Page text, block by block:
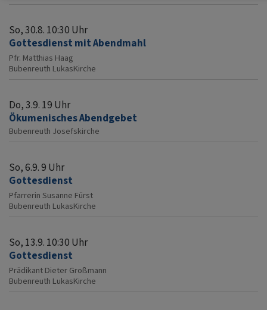
So, 30.8. 10:30 Uhr
Gottesdienst mit Abendmahl
Pfr. Matthias Haag
Bubenreuth LukasKirche
Do, 3.9. 19 Uhr
Ökumenisches Abendgebet
Bubenreuth Josefskirche
So, 6.9. 9 Uhr
Gottesdienst
Pfarrerin Susanne Fürst
Bubenreuth LukasKirche
So, 13.9. 10:30 Uhr
Gottesdienst
Prädikant Dieter Großmann
Bubenreuth LukasKirche